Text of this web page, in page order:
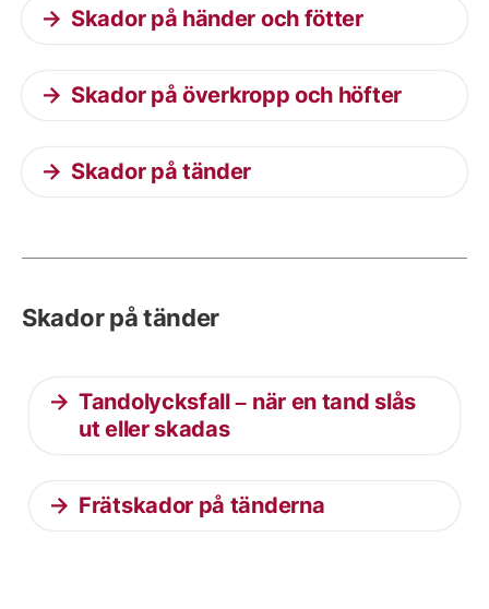
Skador på händer och fötter
Skador på överkropp och höfter
Skador på tänder
Skador på tänder
Tandolycksfall – när en tand slås
ut eller skadas
Frätskador på tänderna